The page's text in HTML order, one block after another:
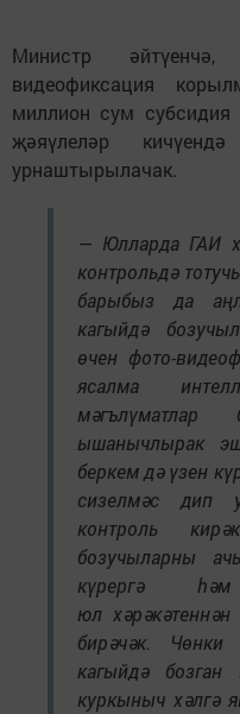
Министр
видеофиксация
миллион сум субсидия
җәяүлеләр
урнаштырылачак.
— Юлларда ГАИ
контрольдә
барыбыз да
кагыйдә
өчен фото-
ясалма
ышанычлырак
беркем дә үзен
сизелмәс дип
контроль
бозучыларны
күрергә
юл хәрәкәтеннән
бирәчәк.
кагыйдә
куркыныч хәлгә